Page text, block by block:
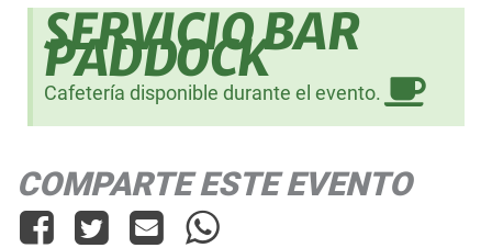
SERVICIO BAR
PADDOCK
Cafetería disponible durante el evento.
COMPARTE ESTE EVENTO